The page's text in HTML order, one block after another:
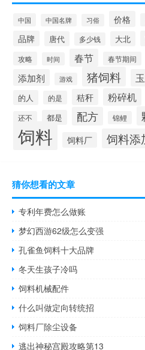
中国 中国名牌 习俗 价格
品牌 唐代 多少钱 大北
攻略 时间 春节 春节期间
添加剂 游戏 猪饲料
的人 的是 秸秆 粉碎机
还不 都是 配方 锦鲤
饲料 饲料厂 饲料添
猜你想看的文章
专利年费怎么做账
梦幻西游62级怎么变强
孔雀鱼饲料十大品牌
冬天生孩子冷吗
饲料机械配件
什么叫做定向转统招
饲料厂除尘设备
逃出神秘宫殿攻略第13